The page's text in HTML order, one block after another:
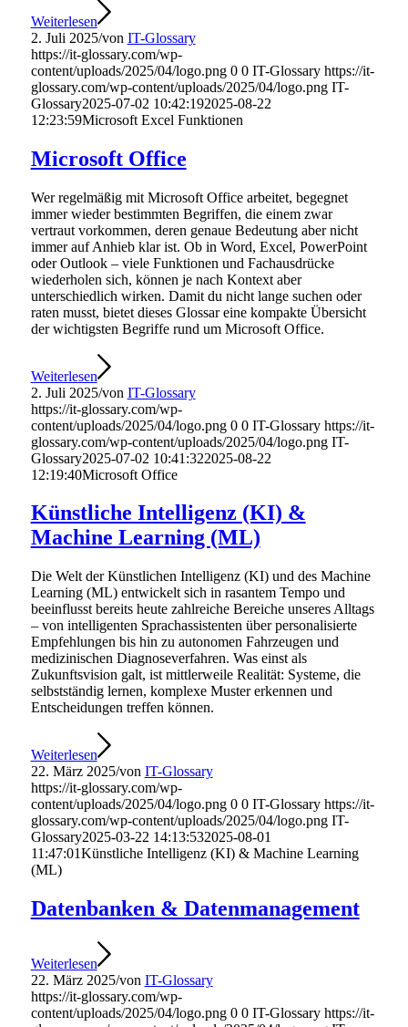
Weiterlesen
2. Juli 2025/von IT-Glossary
https://it-glossary.com/wp-
content/uploads/2025/04/logo.png 0 0 IT-Glossary https://it-
glossary.com/wp-content/uploads/2025/04/logo.png IT-
Glossary2025-07-02 10:42:192025-08-22
12:23:59Microsoft Excel Funktionen
Microsoft Office
Wer regelmäßig mit Microsoft Office arbeitet, begegnet
immer wieder bestimmten Begriffen, die einem zwar
vertraut vorkommen, deren genaue Bedeutung aber nicht
immer auf Anhieb klar ist. Ob in Word, Excel, PowerPoint
oder Outlook – viele Funktionen und Fachausdrücke
wiederholen sich, können je nach Kontext aber
unterschiedlich wirken. Damit du nicht lange suchen oder
raten musst, bietet dieses Glossar eine kompakte Übersicht
der wichtigsten Begriffe rund um Microsoft Office.
Weiterlesen
2. Juli 2025/von IT-Glossary
https://it-glossary.com/wp-
content/uploads/2025/04/logo.png 0 0 IT-Glossary https://it-
glossary.com/wp-content/uploads/2025/04/logo.png IT-
Glossary2025-07-02 10:41:322025-08-22
12:19:40Microsoft Office
Künstliche Intelligenz (KI) &
Machine Learning (ML)
Die Welt der Künstlichen Intelligenz (KI) und des Machine
Learning (ML) entwickelt sich in rasantem Tempo und
beeinflusst bereits heute zahlreiche Bereiche unseres Alltags
– von intelligenten Sprachassistenten über personalisierte
Empfehlungen bis hin zu autonomen Fahrzeugen und
medizinischen Diagnoseverfahren. Was einst als
Zukunftsvision galt, ist mittlerweile Realität: Systeme, die
selbstständig lernen, komplexe Muster erkennen und
Entscheidungen treffen können.
Weiterlesen
22. März 2025/von IT-Glossary
https://it-glossary.com/wp-
content/uploads/2025/04/logo.png 0 0 IT-Glossary https://it-
glossary.com/wp-content/uploads/2025/04/logo.png IT-
Glossary2025-03-22 14:13:532025-08-01
11:47:01Künstliche Intelligenz (KI) & Machine Learning
(ML)
Datenbanken & Datenmanagement
Weiterlesen
22. März 2025/von IT-Glossary
https://it-glossary.com/wp-
content/uploads/2025/04/logo.png 0 0 IT-Glossary https://it-